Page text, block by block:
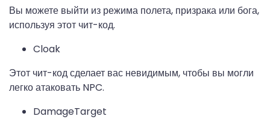
Вы можете выйти из режима полета, призрака или бога,
используя этот чит-код.
Cloak
Этот чит-код сделает вас невидимым, чтобы вы могли
легко атаковать NPC.
DamageTarget